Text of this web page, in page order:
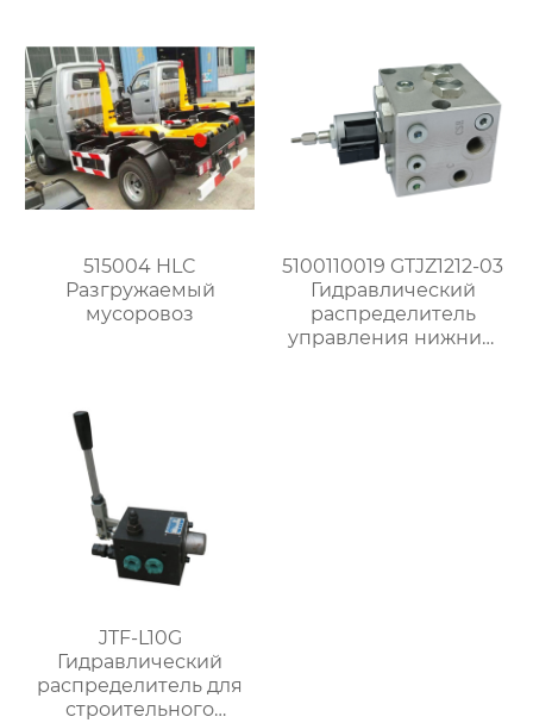
515004 HLC
Разгружаемый
мусоровоз
5100110019 GTJZ1212-03
Гидравлический
распределитель
управления нижним
JTF-L10G
Гидравлический
распределитель для
строительного